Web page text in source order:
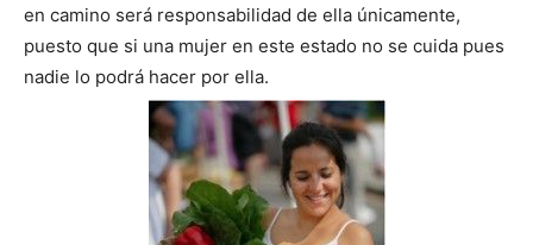
en camino será responsabilidad de ella únicamente,
puesto que si una mujer en este estado no se cuida pues
nadie lo podrá hacer por ella.